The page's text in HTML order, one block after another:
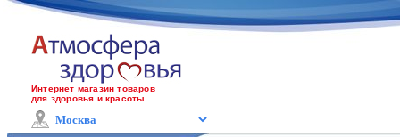
Интернет магазин товаров
для здоровья и красоты